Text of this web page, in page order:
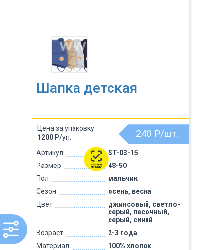
Шапка детская
Артикул
ST-03-15
Размер
48-50
Пол
мальчик
Сезон
осень, весна
Цвет
джинсовый, светло-
серый, песочный,
серый, синий
Возраст
2-3 года
Материал
100% хлопок
240 Р/шт.
Цена за упаковку:
1200 Р/уп.